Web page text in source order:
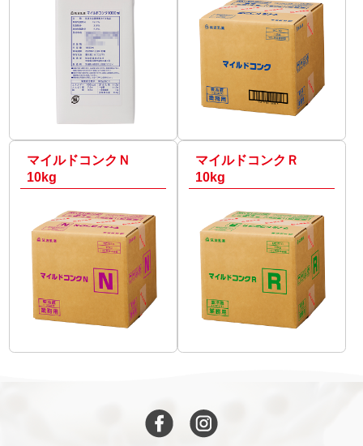
マイルドコンクＮ
10kg
マイルドコンクＲ
10kg